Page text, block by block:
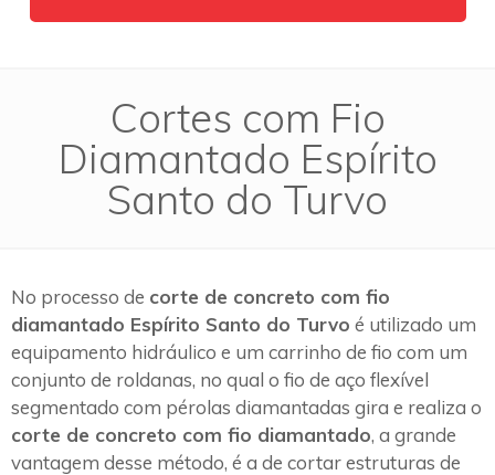
Cortes com Fio
Diamantado Espírito
Santo do Turvo
No processo de corte de concreto com fio
diamantado Espírito Santo do Turvo é utilizado um
equipamento hidráulico e um carrinho de fio com um
conjunto de roldanas, no qual o fio de aço flexível
segmentado com pérolas diamantadas gira e realiza o
corte de concreto com fio diamantado, a grande
vantagem desse método, é a de cortar estruturas de